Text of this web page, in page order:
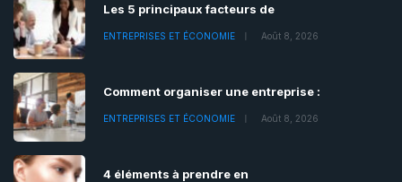
Les 5 principaux facteurs de
ENTREPRISES ET ÉCONOMIE Août 8, 2026
Comment organiser une entreprise :
ENTREPRISES ET ÉCONOMIE Août 8, 2026
4 éléments à prendre en